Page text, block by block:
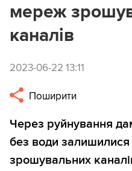
мереж
каналів
2023-06-22 13:11
Поширити
Через руйнування
без води залишилися
зрошувальних